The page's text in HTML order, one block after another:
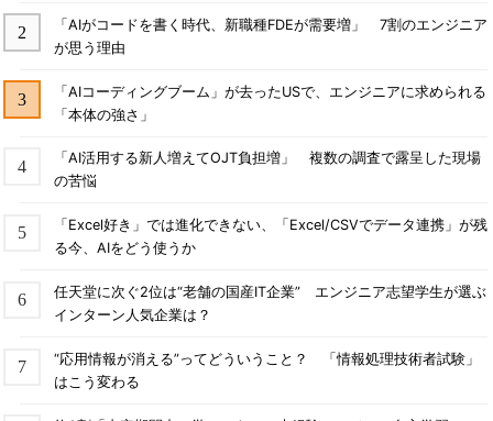
「AIがコードを書く時代、新職種FDEが需要増」 7割のエンジニア
が思う理由
「AIコーディングブーム」が去ったUSで、エンジニアに求められる
「本体の強さ」
「AI活用する新人増えてOJT負担増」 複数の調査で露呈した現場
の苦悩
「Excel好き」では進化できない、「Excel/CSVでデータ連携」が残
る今、AIをどう使うか
任天堂に次ぐ2位は“老舗の国産IT企業” エンジニア志望学生が選ぶ
インターン人気企業は？
“応用情報が消える”ってどういうこと？ 「情報処理技術者試験」
はこう変わる